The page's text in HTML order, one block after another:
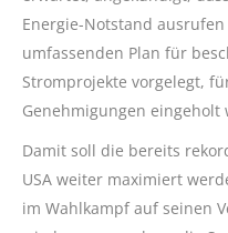
Energie-Notstand
umfassenden Plan für
Stromprojekte vorgelegt,
Genehmigungen eingeholt
Damit soll die bereits
USA weiter maximiert
im Wahlkampf auf seinen